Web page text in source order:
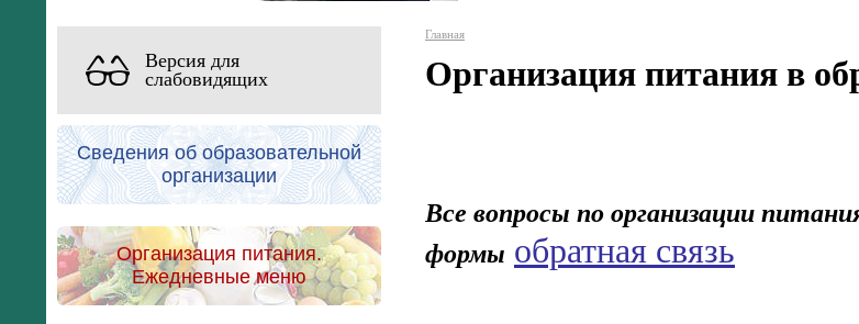
Версия для
слабовидящих
Сведения об образовательной
организации
Организация питания.
Ежедневные меню
Главная
Организация питания в
Все вопросы по организации
формы обратная связь